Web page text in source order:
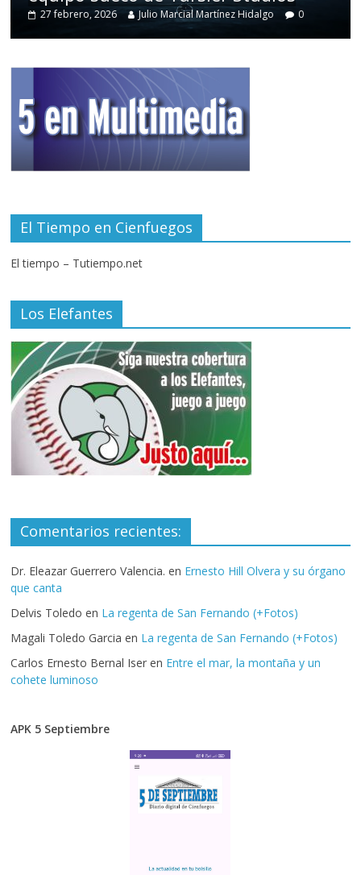
27 febrero, 2026 Julio Marcial Martínez Hidalgo 0
El Tiempo en Cienfuegos
El tiempo – Tutiempo.net
Los Elefantes
Comentarios recientes:
Dr. Eleazar Guerrero Valencia. en Ernesto Hill Olvera y su órgano
que canta
Delvis Toledo en La regenta de San Fernando (+Fotos)
Magali Toledo Garcia en La regenta de San Fernando (+Fotos)
Carlos Ernesto Bernal Iser en Entre el mar, la montaña y un
cohete luminoso
APK 5 Septiembre